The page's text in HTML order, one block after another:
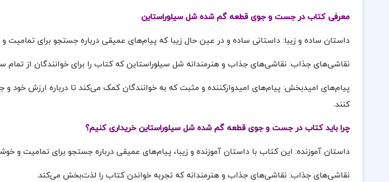
معرفی کتاب در جست و جوی قطعه گم شده شل سیلوراستاین
داستان ساده و زیبا: داستانی ساده و در عین حال زیبا که پیام‌های عمیقی درباره جستجو برای تمامیت
نقاشی‌های جذاب: نقاشی‌های جذاب و هنرمندانه شل سیلوراستاین که کتاب را برای خوانندگان از تمام
پیام‌های امیدبخش: پیام‌های امیدوارکننده و مثبت که به خوانندگان کمک می‌کند تا درباره ارزش خود
کنند.
چرا باید کتاب در جست و جوی قطعه گم شده شل سیلوراستاین خریداری کنیم؟
داستان آموزنده: این کتاب با داستان آموزنده و زیبا، پیام‌های عمیقی درباره جستجو برای تمامیت و
نقاشی‌های جذاب: نقاشی‌های جذاب و هنرمندانه که تجربه خواندن کتاب را لذت‌بخش می‌کند.